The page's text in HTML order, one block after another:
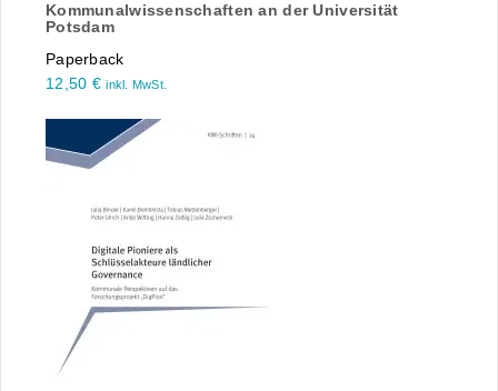
Kommunalwissenschaften an der Universität
Potsdam
Paperback
12,50 € inkl. MwSt.